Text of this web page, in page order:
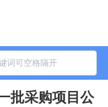
批采购项目公